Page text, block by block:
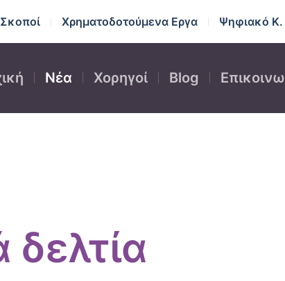
Σκοποί Χρηματοδοτούμενα Εργα Ψηφιακό
Νέα Χορηγοί Blog